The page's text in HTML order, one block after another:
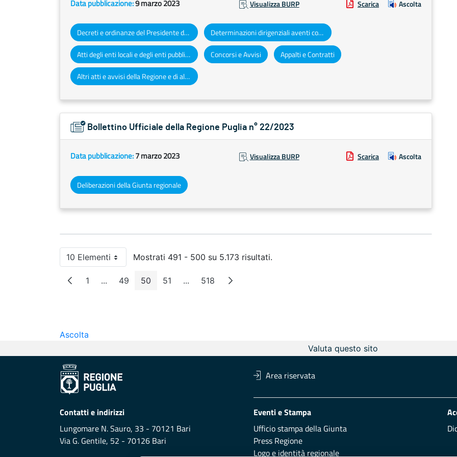
Data pubblicazione:9 marzo 2023 Visualizza BURP Scarica Ascolta
Decreti e ordinanze del Presidente della Giunta regionale Determinazioni dirigenziali aventi contenuto di interesse generale
Atti degli enti locali e degli enti pubblici e privati Concorsi e Avvisi Appalti e Contratti
Altri atti e avvisi della Regione e di altri enti pubblici che interessano la collettività regionale
Bollettino Ufficiale della Regione Puglia n° 22/2023
Data pubblicazione:7 marzo 2023 Visualizza BURP Scarica Ascolta
Deliberazioni della Giunta regionale
10 ElementiPer paginaMostrati 491 - 500 su 5.173 risultati.
Pagina
1 ...Pagine intermedie
Pagina
49 Pagina
50 Pagina
51 ...Pagine intermedie
Pagina
518
Ascolta
Valuta questo sito
Area riservata
Contatti e indirizzi
Lungomare N. Sauro, 33 - 70121 Bari
Via G. Gentile, 52 - 70126 Bari
Eventi e Stampa
Ufficio stampa della Giunta
Press Regione
Logo e identità regionale